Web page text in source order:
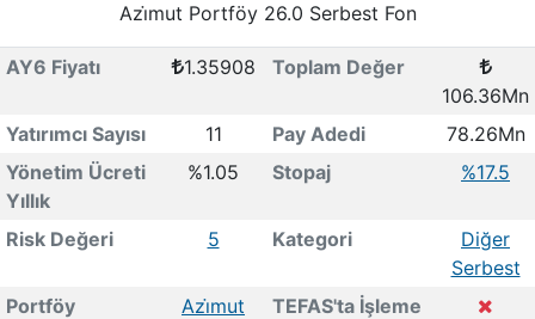
Azi̇mut Portföy 26.0 Serbest Fon
AY6 Fiyatı 1.35908
Toplam Değer
106.36Mn
Yatırımcı Sayısı
11 Pay Adedi
78.26Mn
Yönetim Ücreti
Yıllık
%1.05 Stopaj %17.5
Risk Değeri 5 Kategori
Diğer
Serbest
Portföy
Azi̇mut
TEFAS'ta İşleme